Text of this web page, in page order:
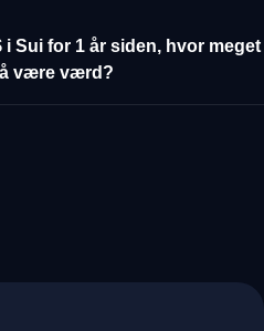
i Sui for 1 år siden, hvor meget
være værd?